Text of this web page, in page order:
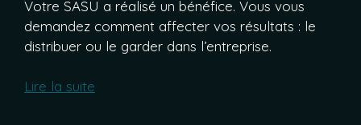
Votre SASU a réalisé un bénéfice. Vous vous
demandez comment affecter vos résultats : le
distribuer ou le garder dans l’entreprise.
Lire la suite